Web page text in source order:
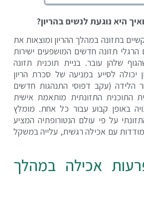
היא נוגעת לנשים בהריון?
בתזונה במהלך ההריון ומוצאות את
תזונה חדשים המושפעים ישירות
שלהן עובר. בניית תוכנית תזונה
יכולה לסייע במניעה של סכרת הריון
הלידה (עקב דפוסי התנהגות חדשים
התוכנית התזונתית מותאמת אישית
באופן קבוע עבור כל אחת. מומלץ
על פי עולם הנטורופתיה המציע
עם אכילה רגשית, עלייה במשקל
אכילה במהלך